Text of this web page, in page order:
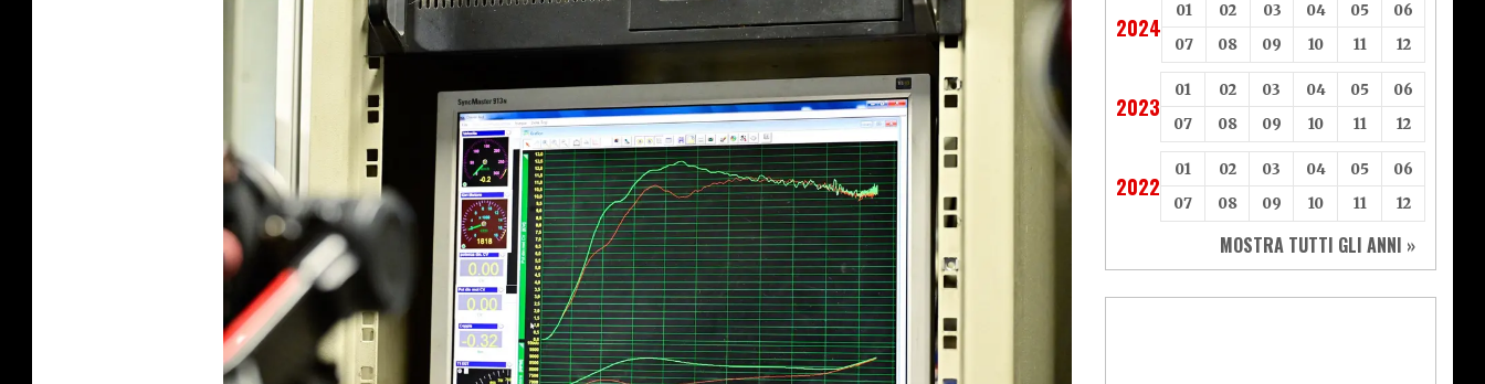
2024
01 02 03 04 05
06
07
08 09 10 11 12
2023
01 02 03 04 05
06
07
08 09 10 11 12
2022
01 02 03 04 05
06
07
08 09 10 11 12
MOSTRA TUTTI GLI ANNI »